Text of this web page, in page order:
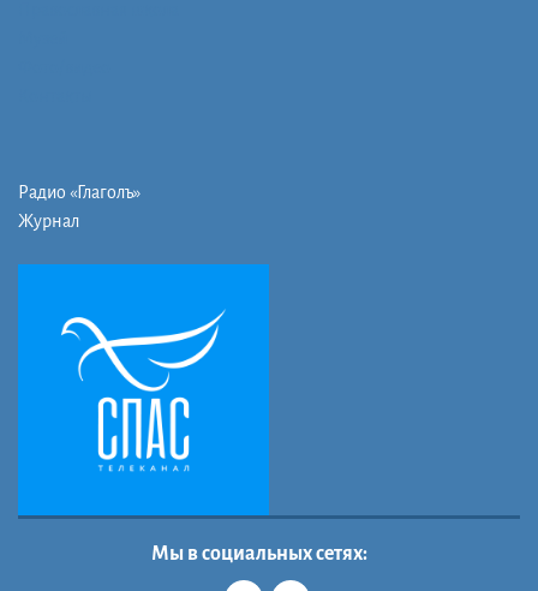
Радио «Глаголъ»
Журнал
Мы в социальных сетях: